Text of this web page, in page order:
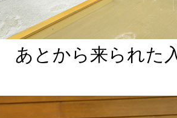
あとから来られた